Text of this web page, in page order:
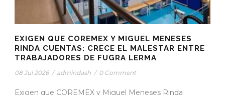
EXIGEN QUE COREMEX Y MIGUEL MENESES
RINDA CUENTAS: CRECE EL MALESTAR ENTRE
TRABAJADORES DE FUGRA LERMA
08 Jul 2026 / admindash / 0 Comment
Exigen que COREMEX y Miguel Meneses Rinda